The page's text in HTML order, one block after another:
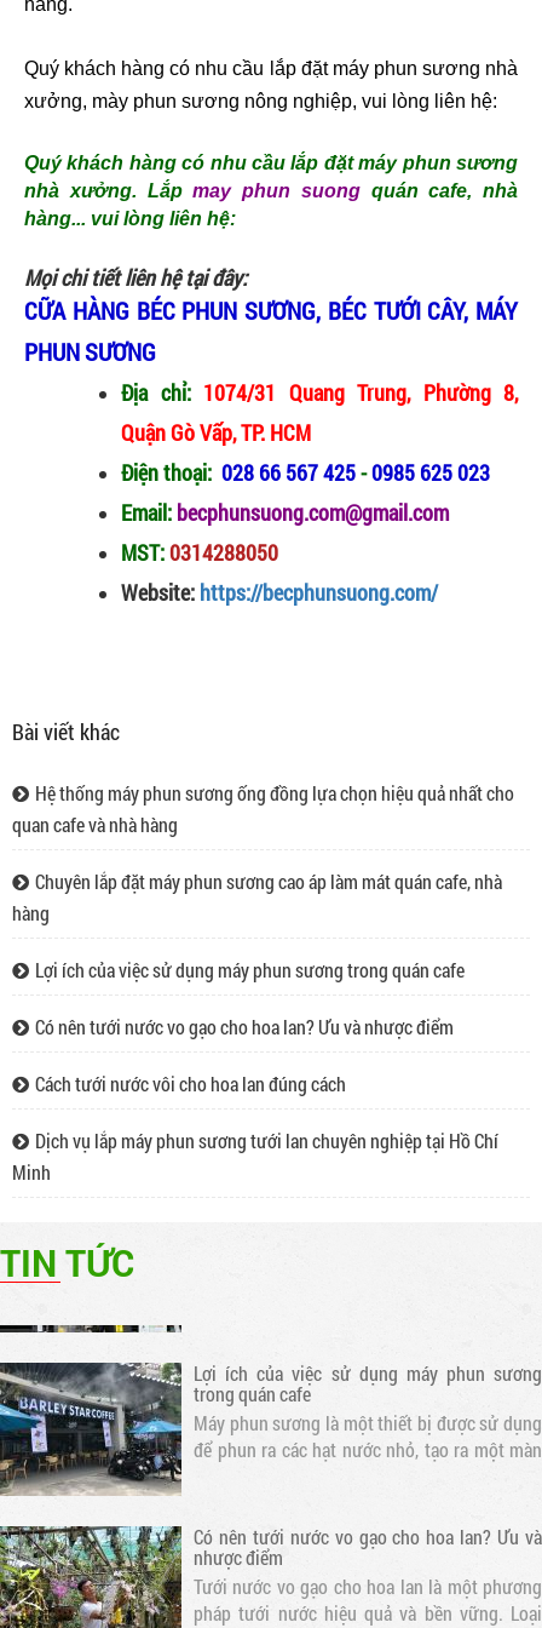
Quý khách hàng có nhu cầu lắp đặt máy phun sương nhà
xưởng, mày phun sương nông nghiệp, vui lòng liên hệ:
Quý khách hàng có nhu cầu lắp đặt máy phun sương
nhà xưởng. Lắpmay phun suongquán cafe, nhà
hàng... vui lòng liên hệ:
Mọi chi tiết liên hệ tại đây:
CỮA HÀNG BÉC PHUN SƯƠNG, BÉC TƯỚI CÂY, MÁY
PHUN SƯƠNG
Địa chỉ: 1074/31 Quang Trung, Phường 8,
Quận Gò Vấp, TP. HCM
Điện thoại: 028 66 567 425-0985 625 023
Email: becphunsuong.com@gmail.com
MST:0314288050
Website: https://becphunsuong.com/
Bài viết khác
Hệ thống máy phun sương ống đồng lựa chọn hiệu quả nhất cho
quan cafe và nhà hàng
Chuyên lắp đặt máy phun sương cao áp làm mát quán cafe, nhà
hàng
Lợi ích của việc sử dụng máy phun sương trong quán cafe
Có nên tưới nước vo gạo cho hoa lan? Ưu và nhược điểm
Cách tưới nước vôi cho hoa lan đúng cách
Dịch vụ lắp máy phun sương tưới lan chuyên nghiệp tại Hồ Chí
Minh
TIN TỨC
Hệ thống máy phun sương ống đồng lựa chọn
hiệu quả nhất cho quan cafe và nhà hàng
máy phun sương ống đồng tại Hồ Chí Minh và
cafe, nhà hàng, khu giải trí... Bảo hành 12
trong quán cafe
Máy phun sương là một thiết bị được sử dụng
để phun ra các hạt nước nhỏ, tạo ra một màn
sương mỏng. Khi nước bay hơi, nhiệt độ xung
quanh sẽ giảm, tạo ra một không gian mát mẻ
nhược điểm
Tưới nước vo gạo cho hoa lan là một phương
pháp tưới nước hiệu quả và bền vững. Loại
nước này chứa nhiều dưỡng chất cần thiết cho